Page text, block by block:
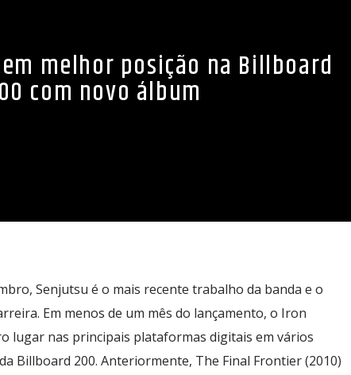
melhor posição na Billboard
com novo álbum
Senjutsu é o mais recente trabalho da banda e o
Em menos de um mês do lançamento, o Iron
lugar nas principais plataformas digitais em vários
Billboard 200. Anteriormente, The Final Frontier (2010)